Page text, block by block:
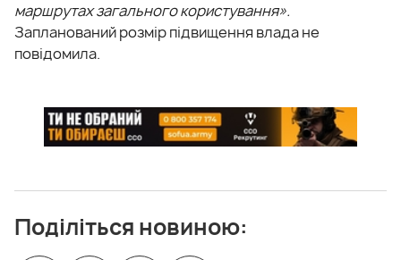
маршрутах загального користування».
Запланований розмір підвищення влада не
повідомила.
Поділіться новиною: